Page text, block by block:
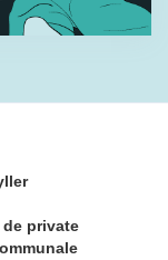
de private